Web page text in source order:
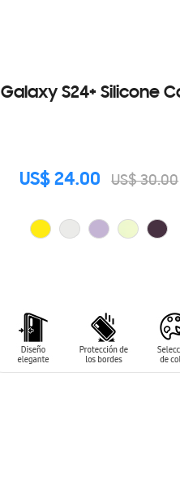
Galaxy S24+ Silicone
US$ 24.00 US$ 30.00